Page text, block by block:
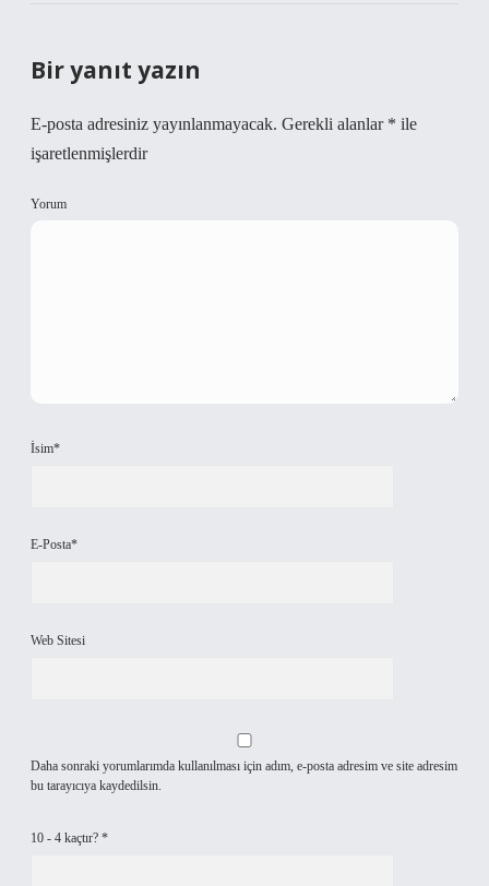
Bir yanıt yazın
E-posta adresiniz yayınlanmayacak. Gerekli alanlar * ile
işaretlenmişlerdir
Yorum
İsim*
E-Posta*
Web Sitesi
Daha sonraki yorumlarımda kullanılması için adım, e-posta adresim ve site adresim
bu tarayıcıya kaydedilsin.
10 - 4 kaçtır? *